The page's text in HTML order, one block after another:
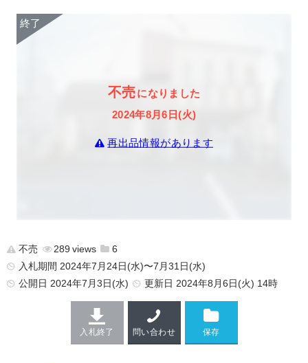
不売になりました
2024年8月6日(火)
再出品情報があります
不売 289
6
入札期間 2024年7月24日(水)〜7月31日(水)
公開日 2024年7月3日(水) 更新日 2024年8月6日(火) 14時
入札終了 問い合わせ